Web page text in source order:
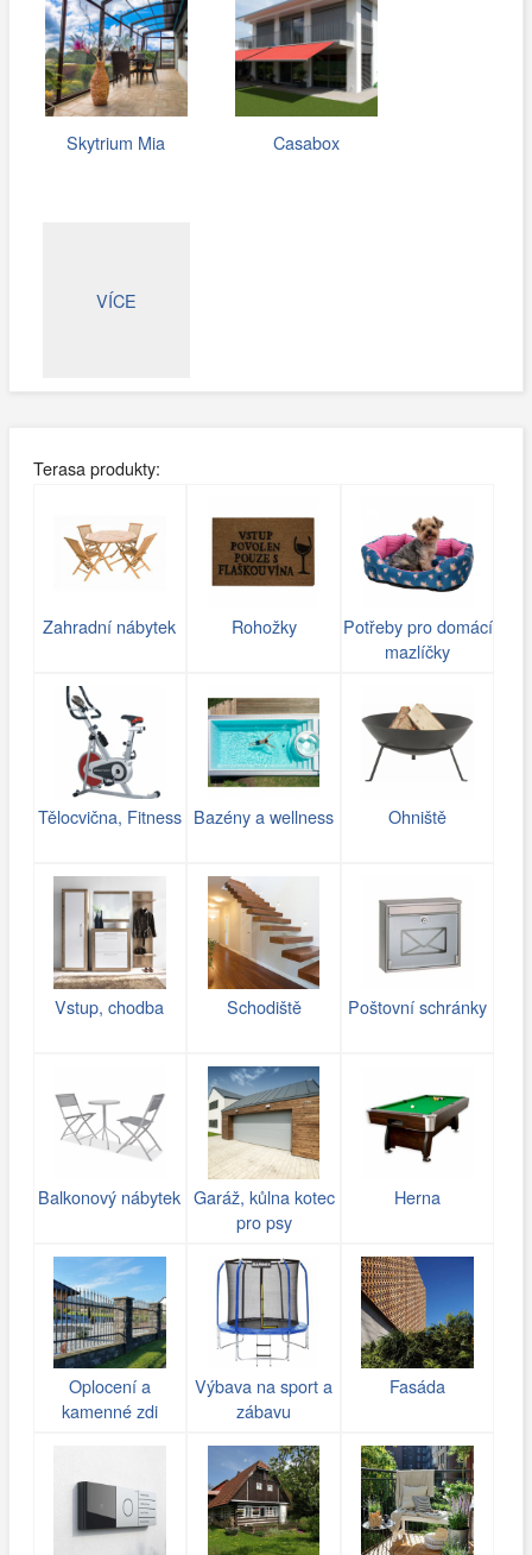
Skytrium Mia Casabox
VÍCE
Terasa produkty:
Zahradní nábytek Rohožky
Potřeby pro domácí
mazlíčky
Tělocvična, Fitness Bazény a wellness Ohniště
Vstup, chodba Schodiště Poštovní schránky
Balkonový nábytek Garáž, kůlna kotec
pro psy
Herna
Oplocení a
kamenné zdi
Výbava na sport a
zábavu
Fasáda